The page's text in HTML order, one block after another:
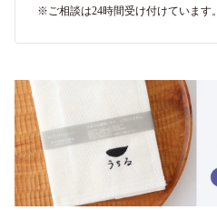
※ご相談は24時間受け付けています。